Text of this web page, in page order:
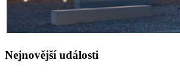
Nejnovější události